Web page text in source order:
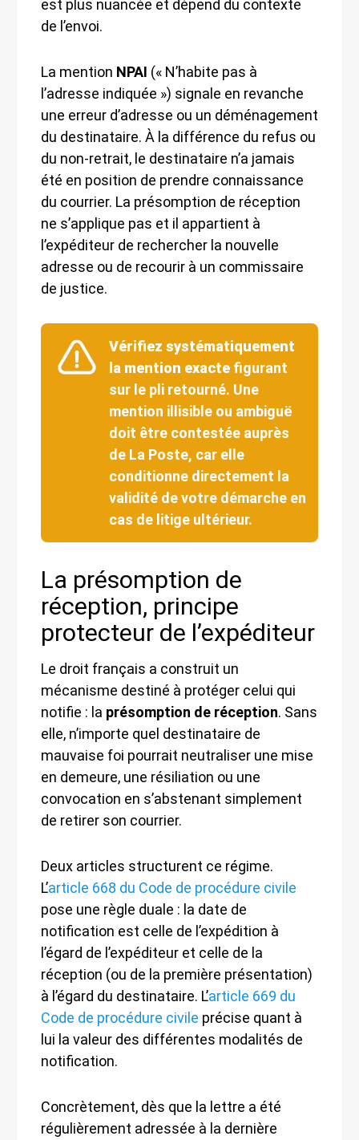
est plus nuancée et dépend du contexte
de l’envoi.
La mention NPAI (« N’habite pas à
l’adresse indiquée ») signale en revanche
une erreur d’adresse ou un déménagement
du destinataire. À la différence du refus ou
du non-retrait, le destinataire n’a jamais
été en position de prendre connaissance
du courrier. La présomption de réception
ne s’applique pas et il appartient à
l’expéditeur de rechercher la nouvelle
adresse ou de recourir à un commissaire
de justice.
Vérifiez systématiquement
la mention exacte figurant
sur le pli retourné. Une
mention illisible ou ambiguë
doit être contestée auprès
de La Poste, car elle
conditionne directement la
validité de votre démarche en
cas de litige ultérieur.
La présomption de
réception, principe
protecteur de l’expéditeur
Le droit français a construit un
mécanisme destiné à protéger celui qui
notifie : la présomption de réception. Sans
elle, n’importe quel destinataire de
mauvaise foi pourrait neutraliser une mise
en demeure, une résiliation ou une
convocation en s’abstenant simplement
de retirer son courrier.
Deux articles structurent ce régime.
L’article 668 du Code de procédure civile
pose une règle duale : la date de
notification est celle de l’expédition à
l’égard de l’expéditeur et celle de la
réception (ou de la première présentation)
à l’égard du destinataire. L’article 669 du
Code de procédure civile précise quant à
lui la valeur des différentes modalités de
notification.
Concrètement, dès que la lettre a été
régulièrement adressée à la dernière